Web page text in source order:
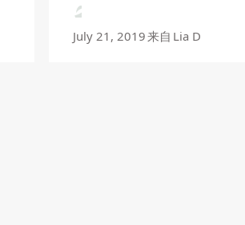
黄色快艇...
July 21, 2019来自 Lia D